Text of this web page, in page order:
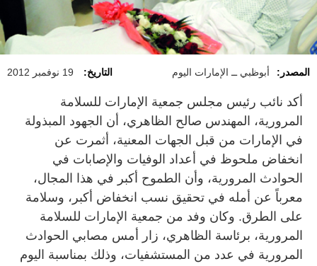
المصدر: أبوظبي ــ الإمارات اليوم التاريخ: 19 نوفمبر 2012
أكد نائب رئيس مجلس جمعية الإمارات للسلامة
المرورية، المهندس صالح الظاهري، أن الجهود المبذولة
في الإمارات من قبل الجهات المعنية، أثمرت عن
انخفاض ملحوظ في أعداد الوفيات والإصابات في
الحوادث المرورية، وأن الطموح أكبر في هذا المجال،
معرباً عن أمله في تحقيق نسب انخفاض أكبر، وسلامة
على الطرق. وكان وفد من جمعية الإمارات للسلامة
المرورية، برئاسة الظاهري، زار أمس مصابي الحوادث
المرورية في عدد من المستشفيات، وذلك بمناسبة اليوم